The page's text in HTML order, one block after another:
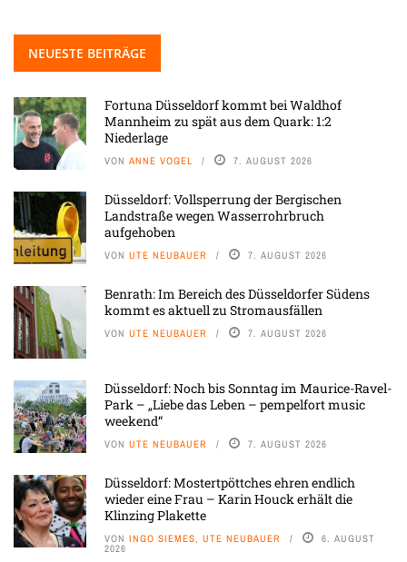
NEUESTE BEITRÄGE
Fortuna Düsseldorf kommt bei Waldhof
Mannheim zu spät aus dem Quark: 1:2
Niederlage
VON ANNE VOGEL 7. AUGUST 2026
Düsseldorf: Vollsperrung der Bergischen
Landstraße wegen Wasserrohrbruch
aufgehoben
VON UTE NEUBAUER 7. AUGUST 2026
Benrath: Im Bereich des Düsseldorfer Südens
kommt es aktuell zu Stromausfällen
VON UTE NEUBAUER 7. AUGUST 2026
Düsseldorf: Noch bis Sonntag im Maurice-Ravel-
Park – „Liebe das Leben – pempelfort music
weekend“
VON UTE NEUBAUER 7. AUGUST 2026
Düsseldorf: Mostertpöttches ehren endlich
wieder eine Frau – Karin Houck erhält die
Klinzing Plakette
VON INGO SIEMES, UTE NEUBAUER 6. AUGUST
2026